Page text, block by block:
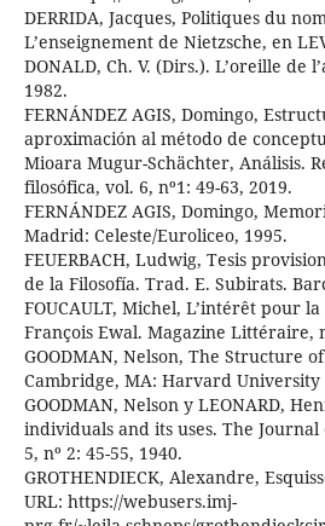
DERRIDA, Jacques, Politiques du
L’enseignement de Nietzsche, en
DONALD, Ch. V. (Dirs.). L’oreille de
1982.
FERNÁNDEZ AGIS, Domingo,
aproximación al método de
Mioara Mugur-Schächter, Análisis.
filosófica, vol. 6, nº1: 49-63, 2019.
FERNÁNDEZ AGIS, Domingo,
Madrid: Celeste/Euroliceo, 1995.
FEUERBACH, Ludwig, Tesis
de la Filosofía. Trad. E. Subirats.
FOUCAULT, Michel, L’intérêt pour
François Ewal. Magazine Littéraire,
GOODMAN, Nelson, The Structure
Cambridge, MA: Harvard University
GOODMAN, Nelson y LEONARD,
individuals and its uses. The Journal
5, nº 2: 45-55, 1940.
GROTHENDIECK, Alexandre,
URL: https://webusers.imj-